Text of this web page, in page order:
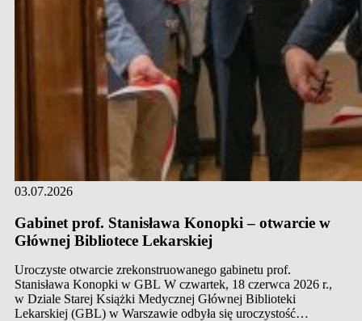
03.07.2026
Gabinet prof. Stanisława Konopki – otwarcie w
Głównej Bibliotece Lekarskiej
Uroczyste otwarcie zrekonstruowanego gabinetu prof.
Stanisława Konopki w GBL W czwartek, 18 czerwca 2026 r.,
w Dziale Starej Książki Medycznej Głównej Biblioteki
Lekarskiej (GBL) w Warszawie odbyła się uroczystość